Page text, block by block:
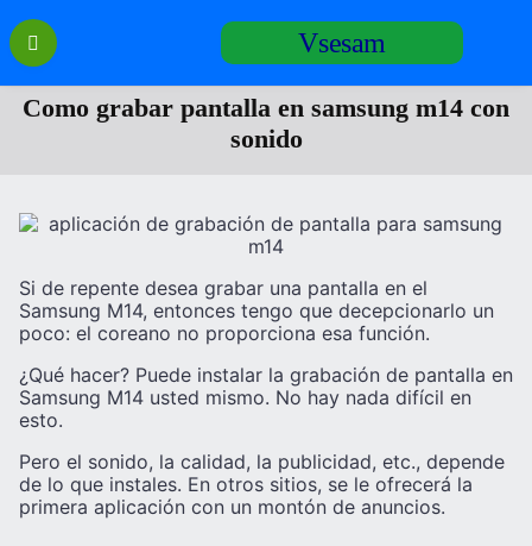
Перейти
содержанию
Vsesam
Como grabar pantalla en samsung m14 con
sonido
Si de repente desea grabar una pantalla en el
Samsung M14, entonces tengo que decepcionarlo un
poco: el coreano no proporciona esa función.
¿Qué hacer? Puede instalar la grabación de pantalla en
Samsung M14 usted mismo. No hay nada difícil en
esto.
Pero el sonido, la calidad, la publicidad, etc., depende
de lo que instales. En otros sitios, se le ofrecerá la
primera aplicación con un montón de anuncios.